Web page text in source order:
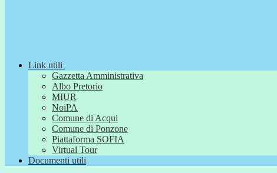
Link utili
Gazzetta Amministrativa
Albo Pretorio
MIUR
NoiPA
Comune di Acqui
Comune di Ponzone
Piattaforma SOFIA
Virtual Tour
Documenti utili